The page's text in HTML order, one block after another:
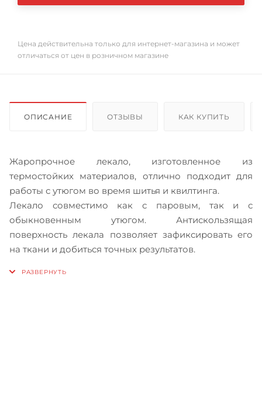
Цена действительна только для интернет-магазина и может
отличаться от цен в розничном магазине
ОПИСАНИЕ ОТЗЫВЫ КАК КУПИТЬ
Жаропрочное лекало, изготовленное из
термостойких материалов, отлично подходит для
работы с утюгом во время шитья и квилтинга.
Лекало совместимо как с паровым, так и с
обыкновенным утюгом. Антискользящая
поверхность лекала позволяет зафиксировать его
на ткани и добиться точных результатов.